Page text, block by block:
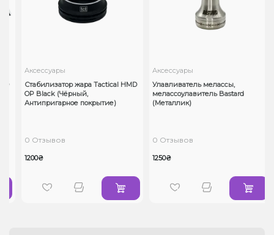
Аксессуары
Стабилизатор жара Tactical HMD
OP Black (Чёрный,
Антипригарное покрытие)
0 Отзывов
1200₴
Аксессуары
Улавливатель мелассы,
мелассоулавитель Bastard
(Металлик)
0 Отзывов
1250₴